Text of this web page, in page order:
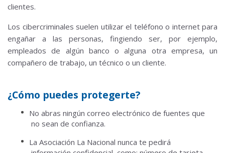
clientes.
Los cibercriminales suelen utilizar el teléfono o internet para
engañar a las personas, fingiendo ser, por ejemplo,
empleados de algún banco o alguna otra empresa, un
compañero de trabajo, un técnico o un cliente.
¿Cómo puedes protegerte?
No abras ningún correo electrónico de fuentes que
no sean de confianza.
La Asociación La Nacional nunca te pedirá